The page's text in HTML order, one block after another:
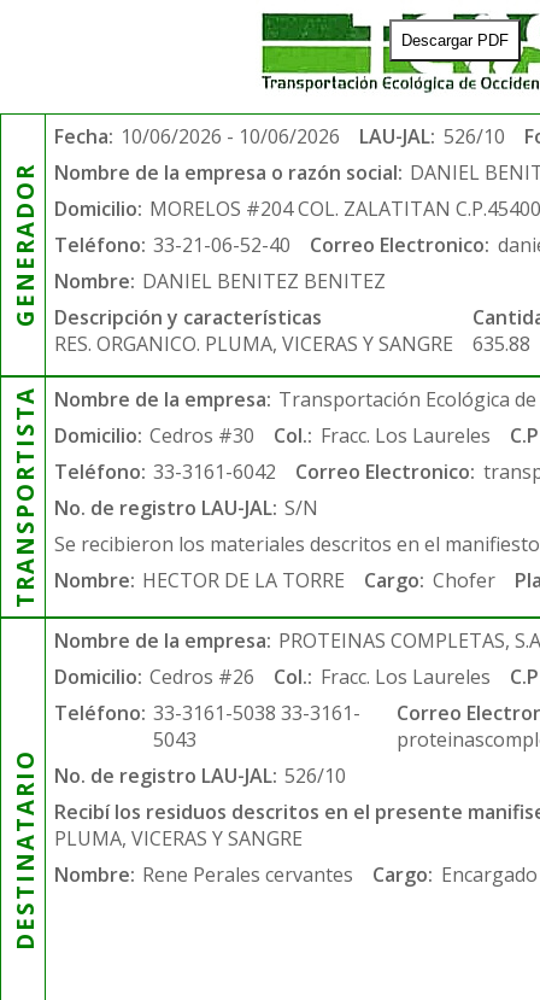
Descargar PDF
GENERADOR
Fecha: 10/06/2026 - 10/06/2026 LAU-JAL: 526/10
Nombre de la empresa o razón social: DANIEL
Domicilio: MORELOS #204 COL. ZALATITAN
Teléfono: 33-21-06-52-40 Correo Electronico:
Nombre: DANIEL BENITEZ BENITEZ
Descripción y características
RES. ORGANICO. PLUMA, VICERAS Y SANGRE
635.88
TRANSPORTISTA Nombre de la empresa: Transportación Ecológica de
Domicilio: Cedros #30 Col.: Fracc. Los Laureles
Teléfono: 33-3161-6042 Correo Electronico:
No. de registro LAU-JAL: S/N
Se recibieron los materiales descritos en el
Nombre: HECTOR DE LA TORRE Cargo: Chofer
DESTINATARIO
Nombre de la empresa: PROTEINAS COMPLETAS,
Domicilio: Cedros #26 Col.: Fracc. Los Laureles
Teléfono: 33-3161-5038 33-3161-
5043
Correo
No. de registro LAU-JAL: 526/10
Recibí los residuos descritos en el presente
PLUMA, VICERAS Y SANGRE
Nombre: Rene Perales cervantes Cargo: